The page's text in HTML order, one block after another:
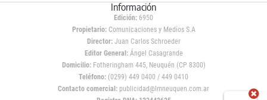
Información
Edición: 6950
Propietario:Comunicaciones y Medios S.A
Director: Juan Carlos Schroeder
Editor General:Ángel Casagrande
Domicilio:Fotheringham 445, Neuquén (CP 8300)
Teléfono: (0299) 449 0400 / 449 0410
Contacto comercial: publicidad@lmneuquen.com.ar